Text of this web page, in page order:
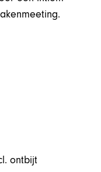
ontbijt